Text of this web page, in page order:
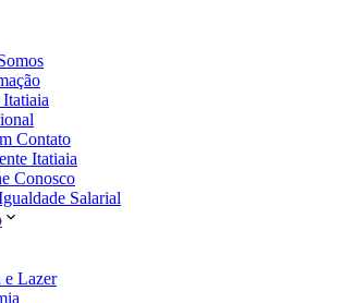
Contato
Itatiaia
Conosco
Salarial
e Lazer